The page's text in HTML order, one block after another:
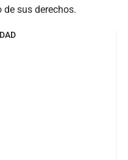
sus derechos.